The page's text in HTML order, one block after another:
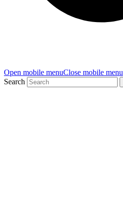
Open mobile menuClose mobile menu
Search